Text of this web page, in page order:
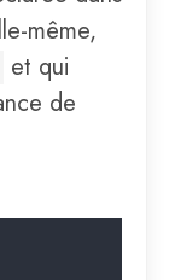
même,
et qui
de